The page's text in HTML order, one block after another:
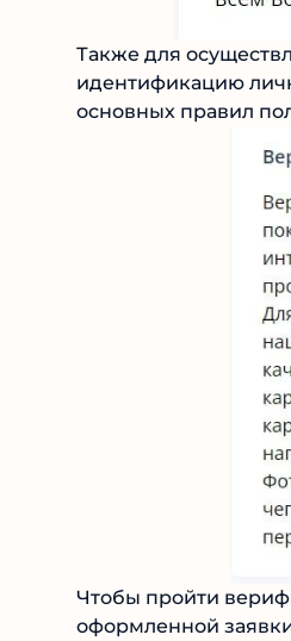
Также для
идентификацию
основных правил
Чтобы пройти
оформленной